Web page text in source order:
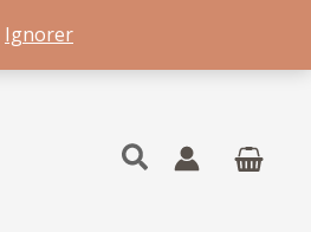
Ignorer
Rechercher